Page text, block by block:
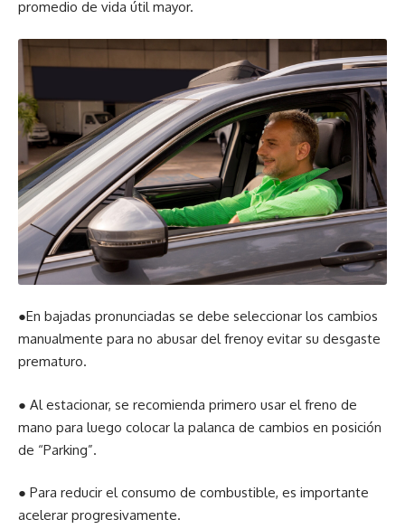
promedio de vida útil mayor.
●En bajadas pronunciadas se debe seleccionar los cambios
manualmente para no abusar del frenoy evitar su desgaste
prematuro.
● Al estacionar, se recomienda primero usar el freno de
mano para luego colocar la palanca de cambios en posición
de “Parking”.
● Para reducir el consumo de combustible, es importante
acelerar progresivamente.